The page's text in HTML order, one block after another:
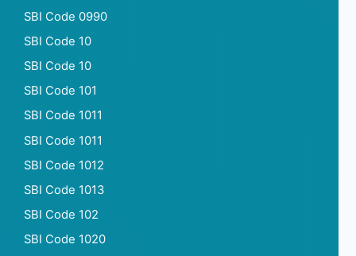
SBI Code 0990
SBI Code 10
SBI Code 10
SBI Code 101
SBI Code 1011
SBI Code 1011
SBI Code 1012
SBI Code 1013
SBI Code 102
SBI Code 1020